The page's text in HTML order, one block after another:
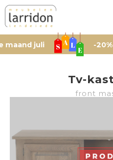
juli -20% tot -
Tv-
front